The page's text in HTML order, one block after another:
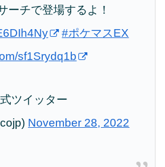
ーチで登場するよ！
#ポケマスEX
sf1Srydq1b
ツイッター
November 28, 2022